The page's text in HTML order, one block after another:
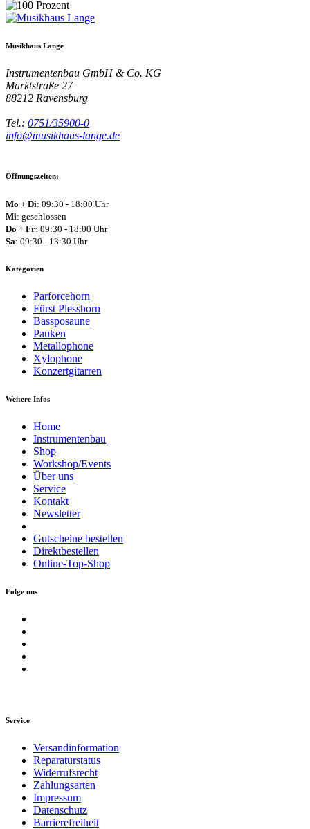
Musikhaus Lange
Instrumentenbau GmbH & Co. KG
Marktstraße 27
88212 Ravensburg
Tel.: 0751/35900-0
info@musikhaus-lange.de
Öffnungszeiten:
Mo + Di: 09:30 - 18:00 Uhr
Mi: geschlossen
Do + Fr: 09:30 - 18:00 Uhr
Sa: 09:30 - 13:30 Uhr
Kategorien
Parforcehorn
Fürst Plesshorn
Bassposaune
Pauken
Metallophone
Xylophone
Konzertgitarren
Weitere Infos
Home
Instrumentenbau
Shop
Workshop/Events
Über uns
Service
Kontakt
Newsletter
Gutscheine bestellen
Direktbestellen
Online-Top-Shop
Folge uns
Service
Versandinformation
Reparaturstatus
Widerrufsrecht
Zahlungsarten
Impressum
Datenschutz
Barrierefreiheit